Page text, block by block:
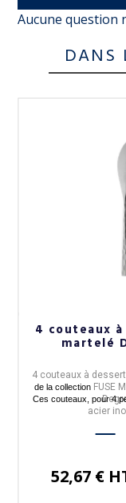
Aucune question
DANS
4 couteaux
martelé
4 couteaux à
de la collection FUSE
Ces couteaux, pour 4
acier
52,67 €